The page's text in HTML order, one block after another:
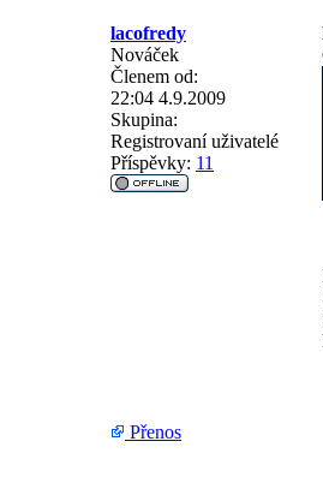
lacofredy
Nováček
Členem od:
22:04 4.9.2009
Skupina:
Registrovaní uživatelé
Příspěvky: 11
Přenos